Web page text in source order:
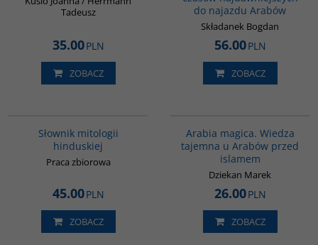
Tadeusz
35.00PLN
ZOBACZ
do najazdu Arabów
Składanek Bogdan
56.00PLN
ZOBACZ
Słownik mitologii
hinduskiej
Praca zbiorowa
45.00PLN
ZOBACZ
Arabia magica. Wiedza
tajemna u Arabów przed
islamem
Dziekan Marek
26.00PLN
ZOBACZ